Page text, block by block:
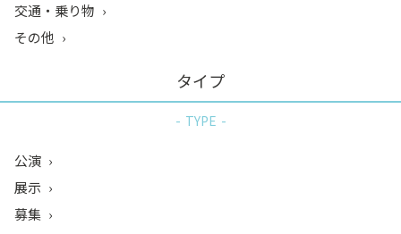
交通・乗り物
その他
タイプ
TYPE
公演
展示
募集